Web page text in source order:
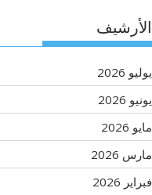
الأرشيف
يوليو 2026
يونيو 2026
مايو 2026
مارس 2026
فبراير 2026